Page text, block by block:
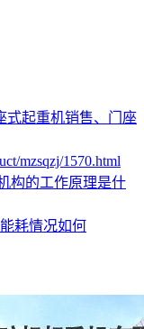
式起重机销售、门座
mzsqzj/1570.html
构的工作原理是什
耗情况如何